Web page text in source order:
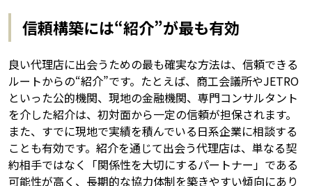
信頼構築には“紹介”が最も有効
良い代理店に出会うための最も確実な方法は、信頼できる
ルートからの“紹介”です。たとえば、商工会議所やJETRO
といった公的機関、現地の金融機関、専門コンサルタント
を介した紹介は、初対面から一定の信頼が担保されます。
また、すでに現地で実績を積んでいる日系企業に相談する
ことも有効です。紹介を通じて出会う代理店は、単なる契
約相手ではなく「関係性を大切にするパートナー」である
可能性が高く、長期的な協力体制を築きやすい傾向にあり